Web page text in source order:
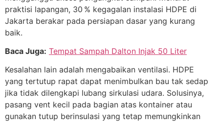
praktisi lapangan, 30 % kegagalan instalasi HDPE di
Jakarta berakar pada persiapan dasar yang kurang
baik.
Baca Juga: Tempat Sampah Dalton Injak 50 Liter
Kesalahan lain adalah mengabaikan ventilasi. HDPE
yang tertutup rapat dapat menimbulkan bau tak sedap
jika tidak dilengkapi lubang sirkulasi udara. Solusinya,
pasang vent kecil pada bagian atas kontainer atau
gunakan tutup berinsulasi yang tetap memungkinkan